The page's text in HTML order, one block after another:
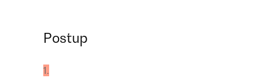
Postup
1.